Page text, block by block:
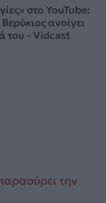
στο YouTube:
ανοίγει
του – Vidcast